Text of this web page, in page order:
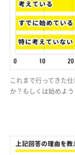
これまで行ってきた
か？もしくは始めよ